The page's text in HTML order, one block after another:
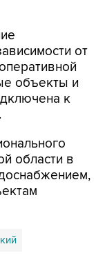
от
объекты и
к
области в